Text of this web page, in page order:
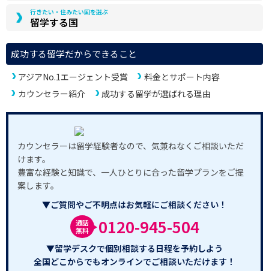
行きたい・住みたい国を選ぶ
留学する国
成功する留学だからできること
アジアNo.1エージェント受賞
料金とサポート内容
カウンセラー紹介
成功する留学が選ばれる理由
カウンセラーは留学経験者なので、気兼ねなくご相談いただ
けます。
豊富な経験と知識で、一人ひとりに合った留学プランをご提
案します。
▼ご質問やご不明点はお気軽にご相談ください！
通話
無料
0120-945-504
▼留学デスクで個別相談する日程を予約しよう
全国どこからでもオンラインでご相談いただけます！